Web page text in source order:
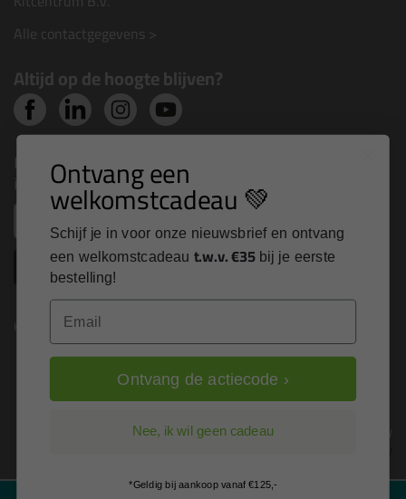
Alle contactgegevens >
Altijd op de hoogte blijven?
Nieuws, tips en exclusieve deals rechtstreeks in je
inbox
Inschrijven
Kitcentrum is trots op:
Alle prijzen zijn in EURO en excl. 21% BTW
Ontvang een
welkomstcadeau 💚
Schijf je in voor onze nieuwsbrief en ontvang
een welkomstcadeau t.w.v. €35 bij je eerste
bestelling!
Email
Ontvang de actiecode ›
Nee, ik wil geen cadeau
*Geldig bij aankoop vanaf €125,-